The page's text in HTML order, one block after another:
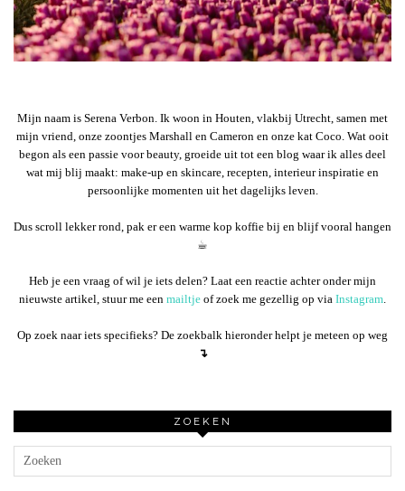
Mijn naam is Serena Verbon. Ik woon in Houten, vlakbij Utrecht, samen met
mijn vriend, onze zoontjes Marshall en Cameron en onze kat Coco. Wat ooit
begon als een passie voor beauty, groeide uit tot een blog waar ik alles deel
wat mij blij maakt: make-up en skincare, recepten, interieur inspiratie en
persoonlijke momenten uit het dagelijks leven.
Dus scroll lekker rond, pak er een warme kop koffie bij en blijf vooral hangen
☕︎
Heb je een vraag of wil je iets delen? Laat een reactie achter onder mijn
nieuwste artikel, stuur me een mailtje of zoek me gezellig op via Instagram.
Op zoek naar iets specifieks? De zoekbalk hieronder helpt je meteen op weg
↴
ZOEKEN